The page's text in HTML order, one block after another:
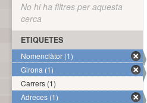
No hi ha filtres per aquesta
cerca
ETIQUETES
Nomenclàtor (1)
Girona (1)
Carrers (1)
Adreces (1)